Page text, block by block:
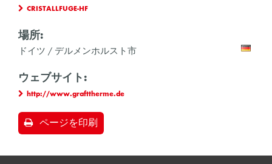
CRISTALLFUGE-HF
場所:
ドイツ / デルメンホルスト市
ウェブサイト:
http://www.grafttherme.de
ページを印刷